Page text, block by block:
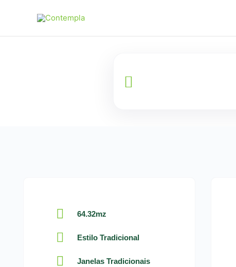
64.32mz
Estilo Tradicional
Janelas Tradicionais